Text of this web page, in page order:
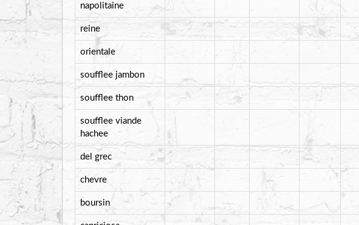
napolitaine
reine
orientale
soufflee jambon
soufflee thon
soufflee viande
hachee
del grec
chevre
boursin